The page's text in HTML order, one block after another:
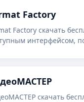
Factory
Factory скачать
интерфейсом,
скачать